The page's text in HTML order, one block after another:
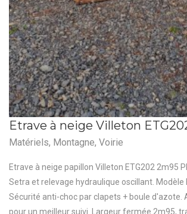
Etrave à neige Villeton
Matériels, Montagne, Voirie
Etrave à neige papillon Villeton ETG202 2m95
Setra et relevage hydraulique oscillant. Modèle
Sécurité anti-choc par clapets + boule d'azote.
pour un meilleur suivi. Largeur fermée 2m95,